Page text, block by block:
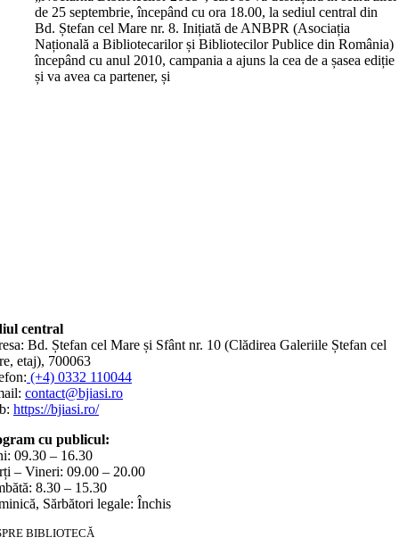
de 25 septembrie, începând cu ora 18.00, la sediul central din
Bd. Ștefan cel Mare nr. 8. Inițiată de ANBPR (Asociația
Națională a Bibliotecarilor și Bibliotecilor Publice din România)
începând cu anul 2010, campania a ajuns la cea de a șasea ediție
și va avea ca partener, și
central
Bd. Ștefan cel Mare și Sfânt nr. 10 (Clădirea Galeriile Ștefan cel
etaj), 700063
(+4) 0332 110044
contact@bjiasi.ro
https://bjiasi.ro/
cu publicul:
09.30 – 16.30
– Vineri: 09.00 – 20.00
8.30 – 15.30
Sărbători legale: Închis
BIBLIOTECĂ